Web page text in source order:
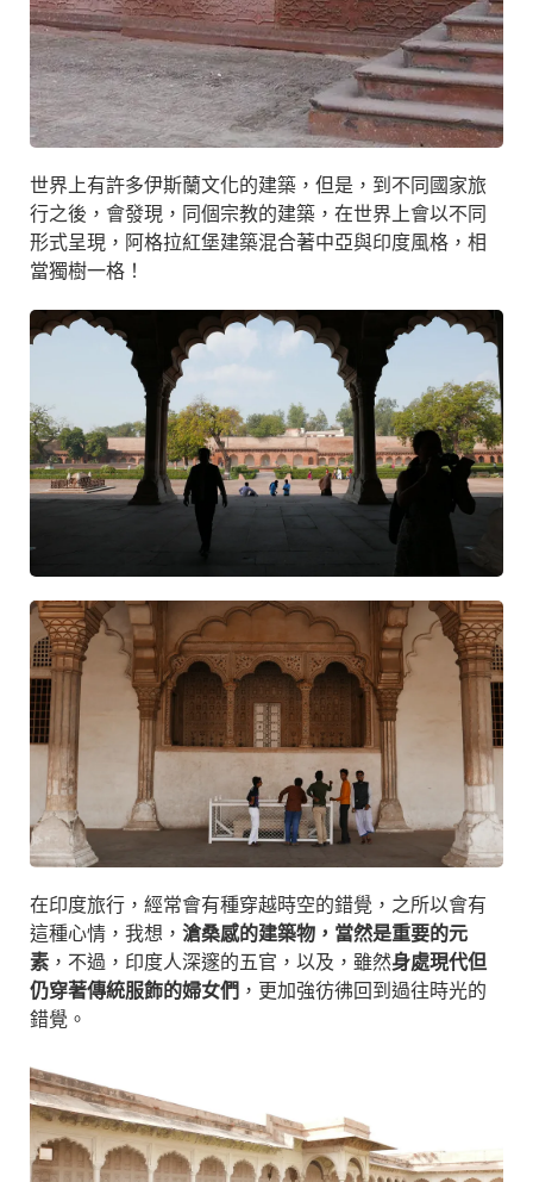
世界上有許多伊斯蘭文化的建築，但是，到不同國家旅
行之後，會發現，同個宗教的建築，在世界上會以不同
形式呈現，阿格拉紅堡建築混合著中亞與印度風格，相
當獨樹一格！
在印度旅行，經常會有種穿越時空的錯覺，之所以會有
這種心情，我想， 滄桑感的建築物，當然是重要的元
素 ，不過，印度人深邃的五官，以及，雖然身處現代但
仍穿著傳統服飾的婦女們 ，更加強彷彿回到過往時光的
錯覺。